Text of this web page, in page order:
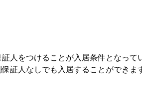
人をつけることが入居条件となって
証人なしでも入居することができま